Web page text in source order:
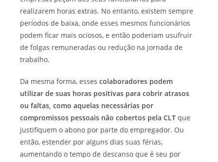
realizarem horas extras. No entanto, existem sempre
períodos de baixa, onde esses mesmos funcionários
podem ficar mais ociosos, e então poderiam usufruir
de folgas remuneradas ou redução na jornada de
trabalho.
Da mesma forma, essescolaboradores podem
utilizar de suas horas positivas para cobrir atrasos
ou faltas, como aquelas necessárias por
compromissos pessoais não cobertos pela CLT que
justifiquem o abono por parte do empregador. Ou
então, estender por alguns dias suas férias,
aumentando o tempo de descanso que é seu por